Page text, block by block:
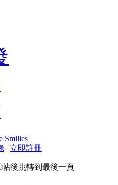
Smilies
| 立即註冊
帖後跳轉到最後一頁